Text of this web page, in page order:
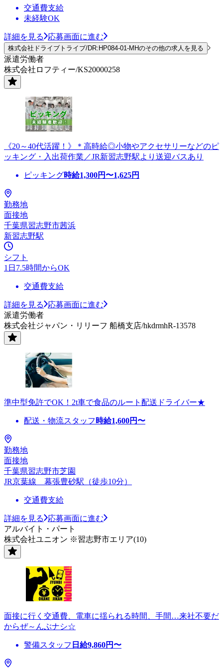
交通費支給
未経験OK
詳細を見る 応募画面に進む
株式会社ドライブトライブ/DR:HP084-01-MHのその他の求人を見る
派遣労働者
株式会社ロフティー/KS20000258
《20～40代活躍！》＊高時給◎小物やアクセサリーなどのピ
ッキング・入出荷作業／JR新習志野駅より送迎バスあり
ピッキング時給1,300円〜1,625円
勤務地
面接地
千葉県習志野市茜浜
新習志野駅
シフト
1日7.5時間からOK
交通費支給
詳細を見る
応募画面に進む
派遣労働者
株式会社ジャパン・リリーフ 船橋支店/hkdrmhR-13578
準中型免許でOK！2t車で食品のルート配送ドライバー★
配送・物流スタッフ 時給1,600円〜
勤務地
面接地
千葉県習志野市芝園
JR京葉線 幕張豊砂駅（徒歩10分）
交通費支給
詳細を見る
応募画面に進む
アルバイト・パート
株式会社ユニオン ※習志野市エリア(10)
面接に行く交通費、電車に揺られる時間、手間…来社不要だ
からぜ～んぶナシ☆
警備スタッフ 日給9,860円〜